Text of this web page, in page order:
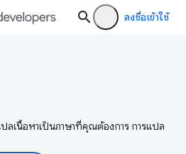
ลงชื่อเข้าใช้
ลเนื้อหาเป็นภาษาที่คุณต้องการ การแปล